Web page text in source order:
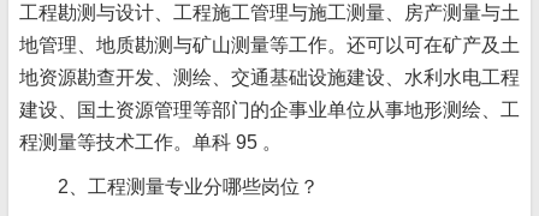
工程勘测与设计、工程施工管理与施工测量、房产测量与土
地管理、地质勘测与矿山测量等工作。还可以可在矿产及土
地资源勘查开发、测绘、交通基础设施建设、水利水电工程
建设、国土资源管理等部门的企事业单位从事地形测绘、工
程测量等技术工作。单科 95 。
2、工程测量专业分哪些岗位？